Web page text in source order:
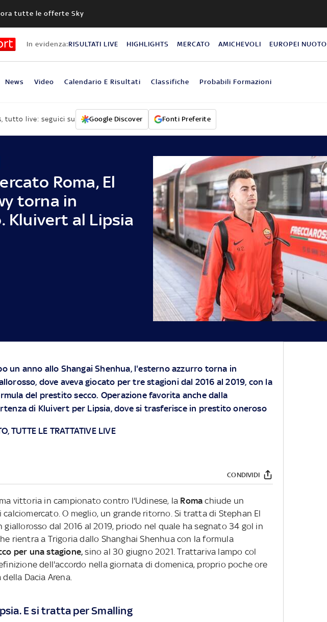
tutte le offerte Sky
In evidenza:RISULTATI LIVE HIGHLIGHTS MERCATO AMICHEVOLI EUROPEI NUOTO
News Video Calendario E Risultati Classifiche Probabili Formazioni
tutto live: seguici su Google Discover Fonti Preferite
Roma, El
torna in
Kluivert al Lipsia
un anno allo Shangai Shenhua, l'esterno azzurro torna in
dove aveva giocato per tre stagioni dal 2016 al 2019, con la
del prestito secco. Operazione favorita anche dalla
di Kluivert per Lipsia, dove si trasferisce in prestito oneroso
TUTTE LE TRATTATIVE LIVE
CONDIVIDI
vittoria in campionato contro l'Udinese, la Roma chiude un
calciomercato. O meglio, un grande ritorno. Si tratta di Stephan El
giallorosso dal 2016 al 2019, priodo nel quale ha segnato 34 gol in
rientra a Trigoria dallo Shanghai Shenhua con la formula
per una stagione,sino al 30 giugno 2021. Trattariva lampo col
dell'accordo nella giornata di domenica, proprio poche ore
Dacia Arena.
E si tratta per Smalling